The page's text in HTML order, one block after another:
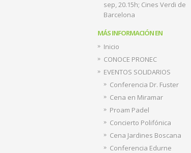
sep, 20.15h; Cines Verdi de
Barcelona
MÁS INFORMACIÓN EN
Inicio
CONOCE PRONEC
EVENTOS SOLIDARIOS
Conferencia Dr. Fuster
Cena en Miramar
Proam Padel
Concierto Polifónica
Cena Jardines Boscana
Conferencia Edurne